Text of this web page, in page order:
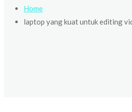
Home
laptop yang kuat untuk editing